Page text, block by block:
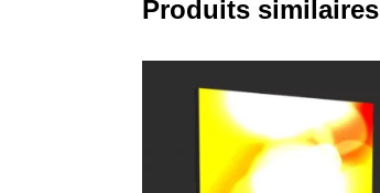
Produits similaires